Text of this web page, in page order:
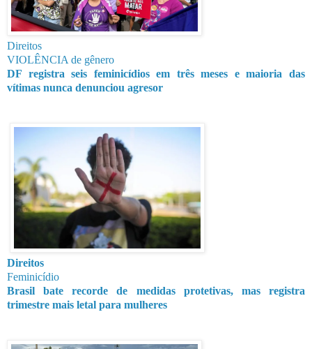
Direitos
VIOLÊNCIA de gênero
DF registra seis feminicídios em três meses e maioria das
vítimas nunca denunciou agresor
Direitos
Feminicídio
Brasil bate recorde de medidas protetivas, mas registra
trimestre mais letal para mulheres